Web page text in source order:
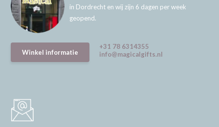
in Dordrecht en wij zijn 6 dagen per week
geopend.
Winkel informatie
+31 78 6314355
info@magicalgifts.nl